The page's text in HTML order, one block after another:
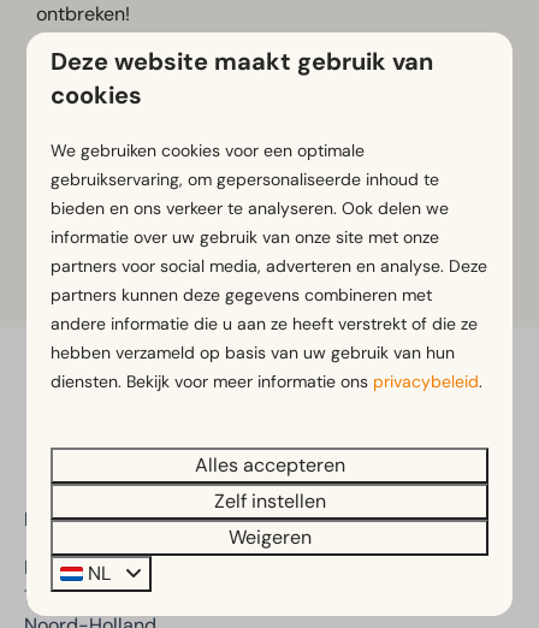
ontbreken!
Klik voor meer informatie of tickets met korting op
een van onderstaande buttons.
Meer informatie
Tickets
Veilig betalen
EuroParcs Enkhuizer Strand
Kooizandweg 12
1601 LK Enkhuizen
Deze website maakt gebruik van
cookies
We gebruiken cookies voor een optimale
gebruikservaring, om gepersonaliseerde inhoud te
bieden en ons verkeer te analyseren. Ook delen we
informatie over uw gebruik van onze site met onze
partners voor social media, adverteren en analyse. Deze
partners kunnen deze gegevens combineren met
andere informatie die u aan ze heeft verstrekt of die ze
hebben verzameld op basis van uw gebruik van hun
diensten. Bekijk voor meer informatie ons privacybeleid.
Alles accepteren
Zelf instellen
Weigeren
NL